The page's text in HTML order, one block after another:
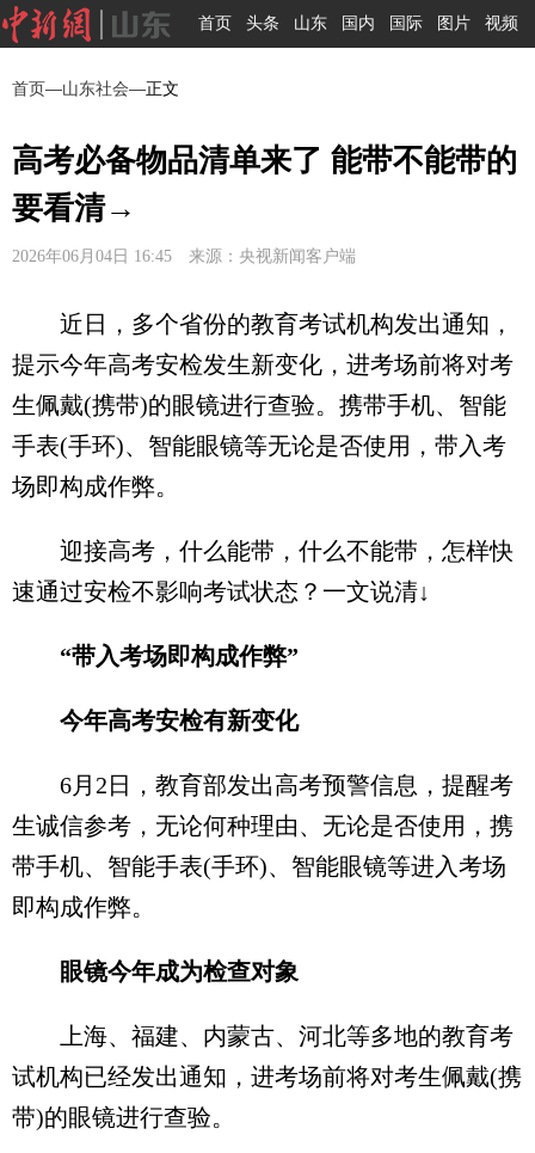
首页 头条 山东 国内 国际 图片 视频
首页—山东社会—正文
高考必备物品清单来了 能带不能带的
要看清→
2026年06月04日 16:45 来源：央视新闻客户端
近日，多个省份的教育考试机构发出通知，
提示今年高考安检发生新变化，进考场前将对考
生佩戴(携带)的眼镜进行查验。携带手机、智能
手表(手环)、智能眼镜等无论是否使用，带入考
场即构成作弊。
迎接高考，什么能带，什么不能带，怎样快
速通过安检不影响考试状态？一文说清↓
“带入考场即构成作弊”
今年高考安检有新变化
6月2日，教育部发出高考预警信息，提醒考
生诚信参考，无论何种理由、无论是否使用，携
带手机、智能手表(手环)、智能眼镜等进入考场
即构成作弊。
眼镜今年成为检查对象
上海、福建、内蒙古、河北等多地的教育考
试机构已经发出通知，进考场前将对考生佩戴(携
带)的眼镜进行查验。